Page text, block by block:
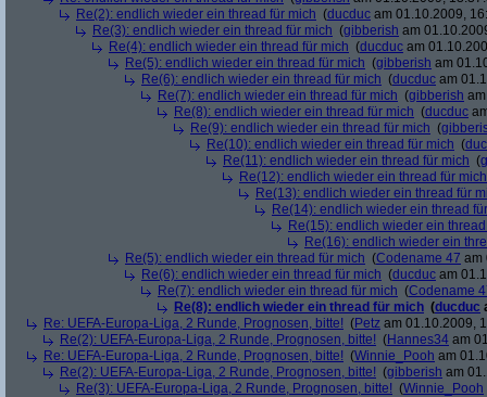
Re(2): endlich wieder ein thread für mich (ducduc am 01.10.2009,
Re(3): endlich wieder ein thread für mich (gibberish am
Re(4): endlich wieder ein thread für mich (ducduc am
Re(5): endlich wieder ein thread für mich (gibberish am
Re(6): endlich wieder ein thread für mich (ducduc am
Re(7): endlich wieder ein thread für mich (gibberish
Re(8): endlich wieder ein thread für mich (ducduc
Re(9): endlich wieder ein thread für mich (
Re(10): endlich wieder ein thread für mich (
Re(11): endlich wieder ein thread für mich (
Re(12): endlich wieder ein thread für mich
Re(13): endlich wieder ein thread für
Re(14): endlich wieder ein thread
Re(15): endlich wieder ein
Re(16): endlich wieder ein
Re(5): endlich wieder ein thread für mich (Codename 47 am
Re(6): endlich wieder ein thread für mich (ducduc am
Re(7): endlich wieder ein thread für mich (Codename
Re(8): endlich wieder ein thread für mich (ducduc
Re: UEFA-Europa-Liga, 2 Runde, Prognosen, bitte! (Petz am 01.10.2009,
Re(2): UEFA-Europa-Liga, 2 Runde, Prognosen, bitte! (Hannes34 am
Re: UEFA-Europa-Liga, 2 Runde, Prognosen, bitte! (Winnie_Pooh am
Re(2): UEFA-Europa-Liga, 2 Runde, Prognosen, bitte! (gibberish am
Re(3): UEFA-Europa-Liga, 2 Runde, Prognosen, bitte! (Winnie_Pooh